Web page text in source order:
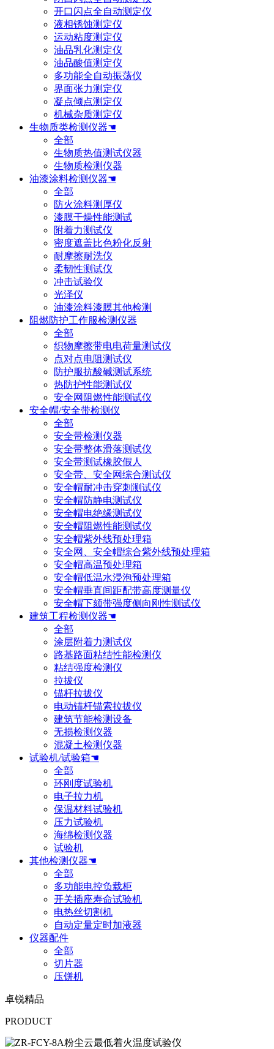
开口闪点全自动测定仪
液相锈蚀测定仪
运动粘度测定仪
油品乳化测定仪
油品酸值测定仪
多功能全自动振荡仪
界面张力测定仪
凝点倾点测定仪
机械杂质测定仪
生物质类检测仪器☚
全部
生物质热值测试仪器
生物质检测仪器
油漆涂料检测仪器☚
全部
防火涂料测厚仪
漆膜干燥性能测试
附着力测试仪
密度遮盖比色粉化反射
耐摩擦耐洗仪
柔韧性测试仪
冲击试验仪
光泽仪
油漆涂料漆膜其他检测
阻燃防护工作服检测仪器
全部
织物摩擦带电电荷量测试仪
点对点电阻测试仪
防护服抗酸碱测试系统
热防护性能测试仪
安全网阻燃性能测试仪
安全帽/安全带检测仪
全部
安全带检测仪器
安全带整体滑落测试仪
安全带测试橡胶假人
安全带、安全网综合测试仪
安全帽耐冲击穿刺测试仪
安全帽防静电测试仪
安全帽电绝缘测试仪
安全帽阻燃性能测试仪
安全帽紫外线预处理箱
安全网、安全帽综合紫外线预处理箱
安全帽高温预处理箱
安全帽低温水浸泡预处理箱
安全帽垂直间距配带高度测量仪
安全帽下颏带强度侧向刚性测试仪
建筑工程检测仪器☚
全部
涂层附着力测试仪
路基路面粘结性能检测仪
粘结强度检测仪
拉拔仪
锚杆拉拔仪
电动锚杆锚索拉拔仪
建筑节能检测设备
无损检测仪器
混凝土检测仪器
试验机/试验箱☚
全部
环刚度试验机
电子拉力机
保温材料试验机
压力试验机
海绵检测仪器
试验机
其他检测仪器☚
全部
多功能电控负载柜
开关插座寿命试验机
电热丝切割机
自动定量定时加液器
仪器配件
全部
切片器
压饼机
卓锐精品
PRODUCT